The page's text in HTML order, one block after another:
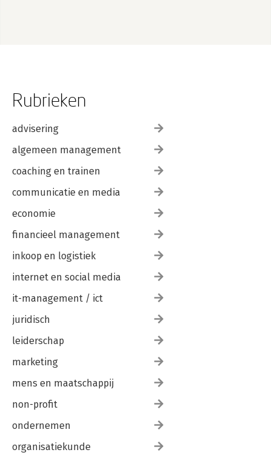
Over de auteur 91
Rubrieken
advisering
algemeen management
coaching en trainen
communicatie en media
economie
financieel management
inkoop en logistiek
internet en social media
it-management / ict
juridisch
leiderschap
marketing
mens en maatschappij
non-profit
ondernemen
organisatiekunde